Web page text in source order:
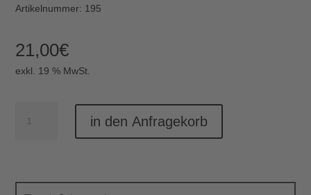
Artikelnummer: 195
21,00€
exkl. 19 % MwSt.
in den Anfragekorb